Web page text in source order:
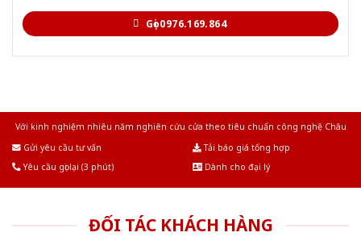
Gọi 0976.169.864
Với kinh nghiệm nhiêu năm nghiên cứu cửa theo tiêu chuẩn công nghệ Châu
Gửi yêu cầu tư vấn
Tải báo giá tổng hợp
Yêu cầu gọi lại (3 phút)
Dành cho đại lý
ĐỐI TÁC KHÁCH HÀNG